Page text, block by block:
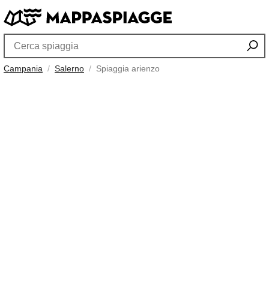
Campania Salerno Spiaggia arienzo